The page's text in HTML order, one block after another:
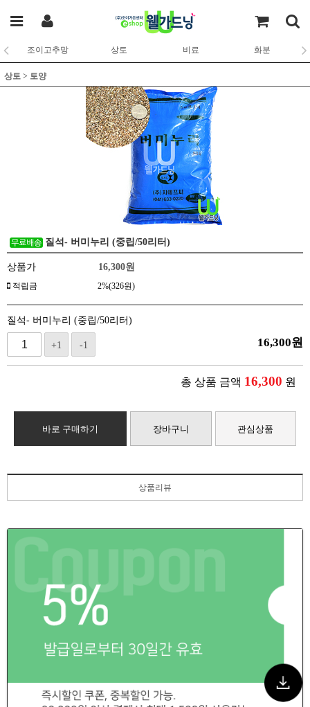
조이고추망 상토 비료 화분
상토 > 토양
질석- 버미누리 (중립/50리터)
상품가 16,300원
적립금 2%(326원)
질석- 버미누리 (중립/50리터)
+1 -1 16,300원
총 상품 금액 16,300 원
바로 구매하기 장바구니 관심상품
상품리뷰